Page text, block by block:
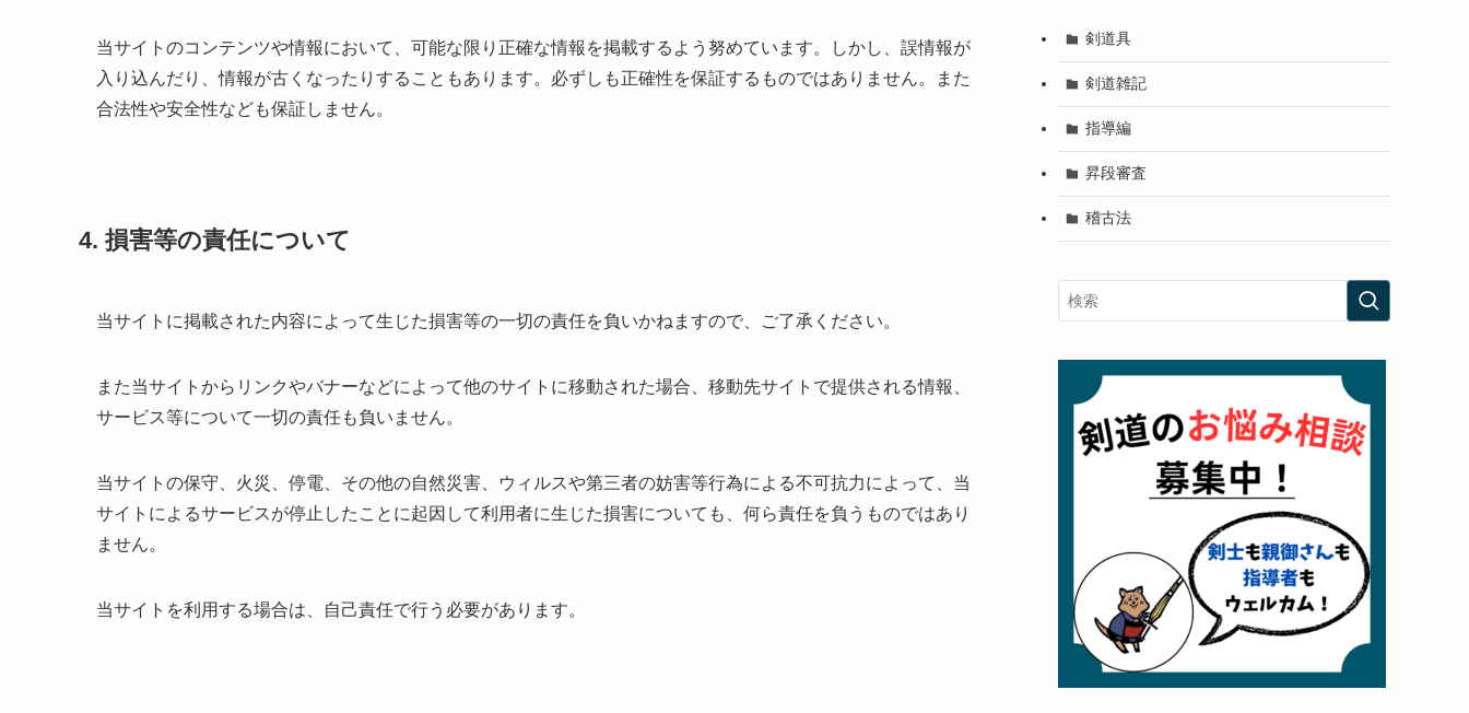
当サイトのコンテンツや情報において、可能な限り正確な情報を掲載するよう努めています。しかし、誤情報が
入り込んだり、情報が古くなったりすることもあります。必ずしも正確性を保証するものではありません。また
合法性や安全性なども保証しません。
4. 損害等の責任について
当サイトに掲載された内容によって生じた損害等の一切の責任を負いかねますので、ご了承ください。
また当サイトからリンクやバナーなどによって他のサイトに移動された場合、移動先サイトで提供される情報、
サービス等について一切の責任も負いません。
当サイトの保守、火災、停電、その他の自然災害、ウィルスや第三者の妨害等行為による不可抗力によって、当
サイトによるサービスが停止したことに起因して利用者に生じた損害についても、何ら責任を負うものではあり
ません。
当サイトを利用する場合は、自己責任で行う必要があります。
剣道具
剣道雑記
指導編
昇段審査
稽古法